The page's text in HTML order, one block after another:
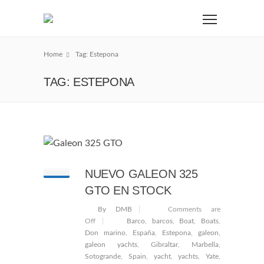
Home Tag: Estepona
TAG: ESTEPONA
NUEVO GALEON 325
GTO EN STOCK
By DMB
Comments are
Off
Barco, barcos, Boat Boats
Don marino
España Estepona galeon
galeon yachts
Gibraltar Marbella
Sotogrande
Spain yacht,yachts Yate